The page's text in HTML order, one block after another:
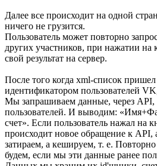
Далее все происходит на одной
ничего не грузится.
Пользователь может повторно
других участников, при нажатии на
свой результат на сервер.
После того когда xml-список
идентификатором пользователей
Мы запрашиваем данные, через API,
пользователей. И выводим:
счет». Если пользователь нажал на
происходит новое обращение к
затираем, а кешируем, т. е.
будем, если мы эти данные ранее